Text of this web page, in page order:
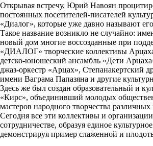
Открывая встречу, Юрий Навоян
постоянных посетителей-писателей
«Диалог», которые уже давно называют
Такое название возникло не случайно:
новый дом многие воссозданные при
«ДИАЛОГ» творческие коллективы
детско-юношеский ансамбль «Дети
джаз-оркестр «Арцах», Степанакертский
имени Ваграма Папазяна и другие
Здесь же был создан образовательный и
«Кирс», объединивший молодых
мастеров народного творчества
Сегодня все эти коллективы и
сотрудничестве, образуя единое
демонстрируя пример слаженной и